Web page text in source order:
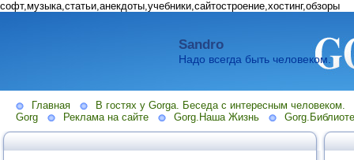
софт,музыка,статьи,анекдоты,учебники,сайтостроение,хостинг,обзоры
Sandro
Надо всегда быть человеком.
Главная
В гостях у Gorga. Беседа с интересным человеком.
Gorg
Реклама на сайте Gorg.Наша Жизнь